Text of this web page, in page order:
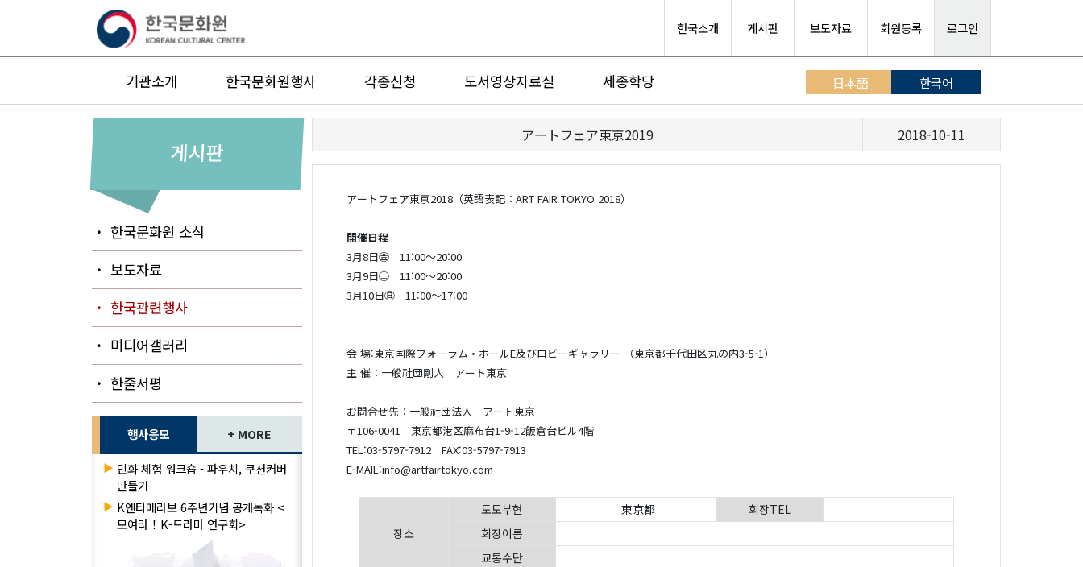
한국소개 게시판 보도자료 회원등록 로그인
기관소개 한국문화원행사 각종신청 도서영상자료실 세종학당 日本語 한국어
게시판
・ 한국문화원 소식
・ 보도자료
・ 한국관련행사
・ 미디어갤러리
・ 한줄서평
행사응모 + MORE
▶ 민화 체험 워크숍 - 파우치, 쿠션커버
만들기
▶ K엔타메라보 6주년기념 공개녹화 <
모여라！K-드라마 연구회>
アートフェア東京2019 2018-10-11
アートフェア東京2018（英語表記：ART FAIR TOKYO 2018）
開催日程
3月8日㊎ 11:00～20:00
3月9日㊏ 11:00～20:00
3月10日㊐ 11:00～17:00
会 場:東京国際フォーラム・ホールE及びロビーギャラリー （東京都千代田区丸の内3-5-1）
主 催：一般社団剛人 アート東京
お問合せ先：一般社団法人 アート東京
〒106-0041 東京都港区麻布台1-9-12飯倉台ビル4階
TEL:03-5797-7912 FAX:03-5797-7913
E-MAIL:info@artfairtokyo.com
장소
도도부현 東京都
회장TEL
회장이름
교통수단